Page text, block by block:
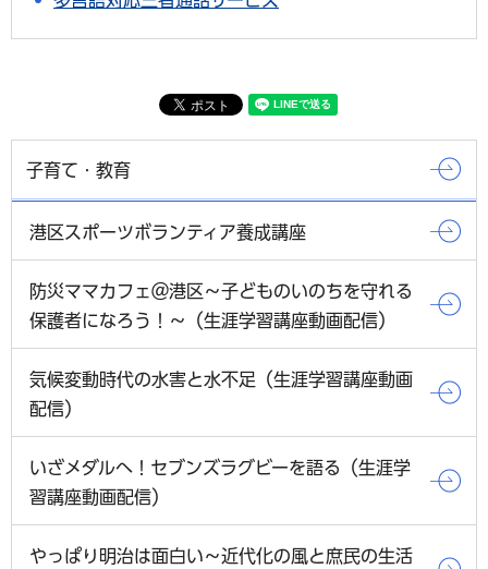
子育て・教育
港区スポーツボランティア養成講座
防災ママカフェ＠港区～子どものいのちを守れる
保護者になろう！～（生涯学習講座動画配信）
気候変動時代の水害と水不足（生涯学習講座動画
配信）
いざメダルへ！セブンズラグビーを語る（生涯学
習講座動画配信）
やっぱり明治は面白い～近代化の風と庶民の生活